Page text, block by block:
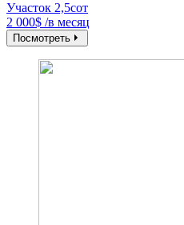
Участок 2,5сот
2 000$ /в месяц
Посмотреть